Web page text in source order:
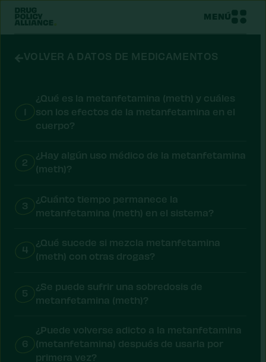
MENÚ
VOLVER A DATOS DE MEDICAMENTOS
1
¿Qué es la metanfetamina (meth) y cuáles
son los efectos de la metanfetamina en el
cuerpo?
2
¿Hay algún uso médico de la metanfetamina
(meth)?
3
¿Cuánto tiempo permanece la
metanfetamina (meth) en el sistema?
4
¿Qué sucede si mezcla metanfetamina
(meth) con otras drogas?
5
¿Se puede sufrir una sobredosis de
metanfetamina (meth)?
6
¿Puede volverse adicto a la metanfetamina
(metanfetamina) después de usarla por
primera vez?